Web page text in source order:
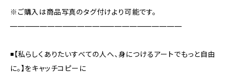
※ご購入は商品写真のタグ付けより可能です。
———————————————————————
◾️【私らしくありたいすべての人へ、身につけるアートでもっと自由
に。】をキャッチコピーに